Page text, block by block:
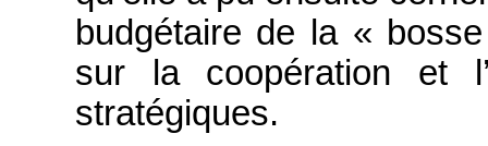
budgétaire de la «
sur la coopération et
stratégiques.